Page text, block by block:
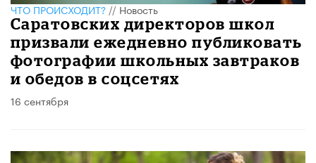
ЧТО ПРОИСХОДИТ?//Новость
Саратовских директоров школ
призвали ежедневно публиковать
фотографии школьных завтраков
и обедов в соцсетях
16 сентября